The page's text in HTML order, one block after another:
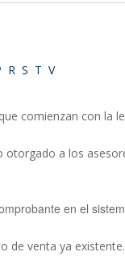
R S T V
comienzan con la
otorgado a los
en el
de venta ya existente.